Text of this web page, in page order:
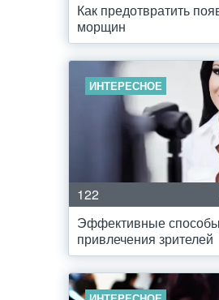
Как предотвратить
морщин
ИНТЕРЕСНОЕ
122
Эффективные способы
привлечения зрителей